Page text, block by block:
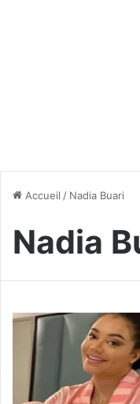
Accueil / Nadia Buari
Nadia